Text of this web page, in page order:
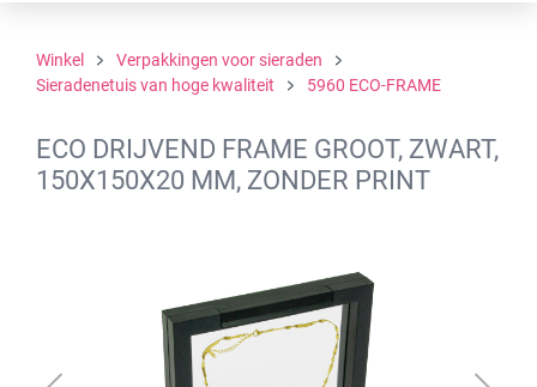
Winkel
Verpakkingen voor sieraden
Sieradenetuis van hoge kwaliteit
5960 ECO-FRAME
ECO DRIJVEND FRAME GROOT, ZWART,
150X150X20 MM, ZONDER PRINT